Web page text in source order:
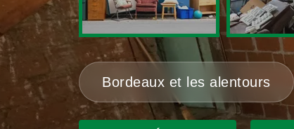
Bordeaux et les alentours